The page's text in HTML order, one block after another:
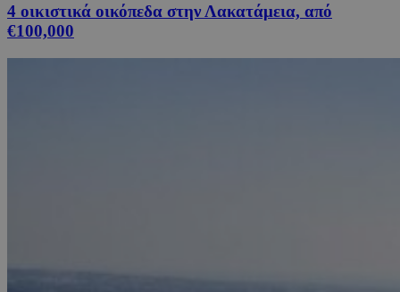
4 οικιστικά οικόπεδα στην Λακατάμεια, από
€100,000